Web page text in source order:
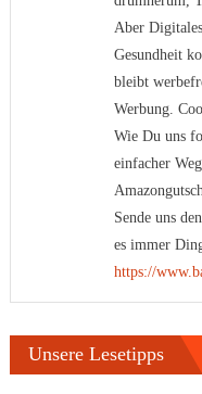
Aber
Gesundheit
bleibt
Werbung.
Wie Du uns
einfacher
Sende uns
es immer
https://
Unsere Lesetipps